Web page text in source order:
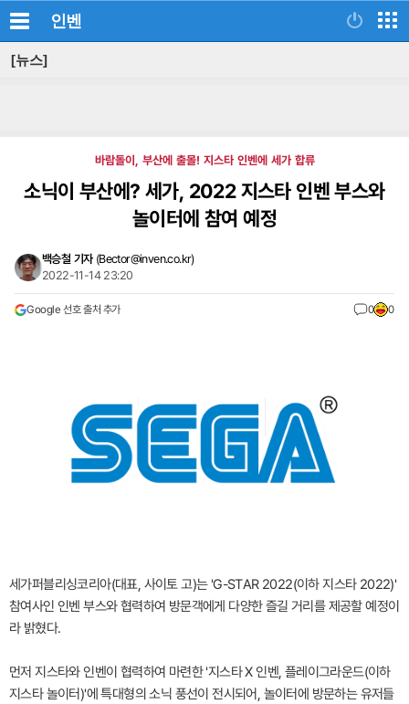
인벤
[뉴스]
바람돌이, 부산에 출몰! 지스타 인벤에 세가 합류
소닉이 부산에? 세가, 2022 지스타 인벤 부스와
놀이터에 참여 예정
백승철 기자 (Bector@inven.co.kr)
2022-11-14 23:20
Google 선호 출처 추가 0 0
세가퍼블리싱코리아(대표, 사이토 고)는 'G-STAR 2022(이하 지스타 2022)'
참여사인 인벤 부스와 협력하여 방문객에게 다양한 즐길 거리를 제공할 예정이
라 밝혔다.
먼저 지스타와 인벤이 협력하여 마련한 '지스타 X 인벤, 플레이그라운드(이하
지스타 놀이터)'에 특대형의 소닉 풍선이 전시되어, 놀이터에 방문하는 유저들